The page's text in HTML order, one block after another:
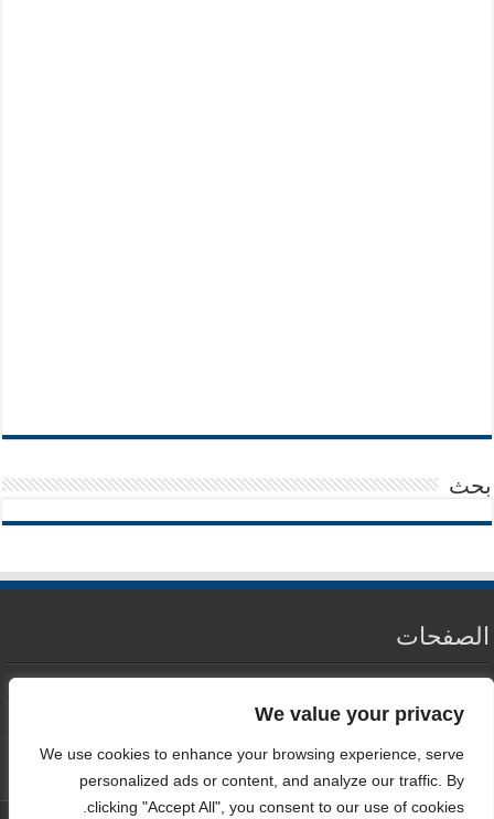
We value your privacy
We use cookies to enhance your browsing experience, serve
personalized ads or content, and analyze our traffic. By
clicking "Accept All", you consent to our use of cookies.
بحث
الصفحات
سياسة الخصوصية
اتصل بنا